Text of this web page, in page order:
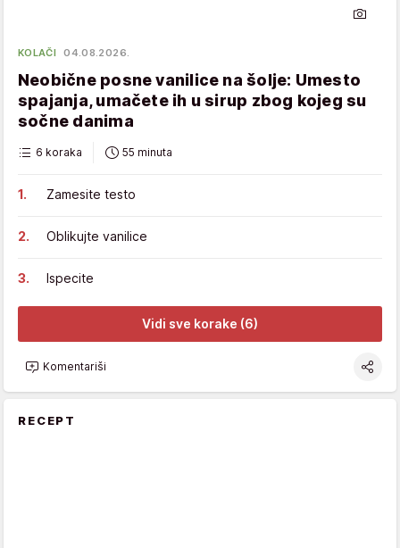
KOLAČI 04.08.2026.
Neobične posne vanilice na šolje: Umesto
spajanja, umačete ih u sirup zbog kojeg su
sočne danima
6 koraka 55 minuta
Zamesite testo
Oblikujte vanilice
Ispecite
Vidi sve korake (6)
Komentariši
RECEPT